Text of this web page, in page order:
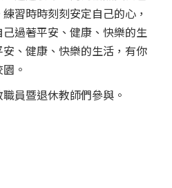
習時時刻刻安定自己的心，
過著平安、健康、快樂的生
、健康、快樂的生活，有你
。
員暨退休教師們參與。